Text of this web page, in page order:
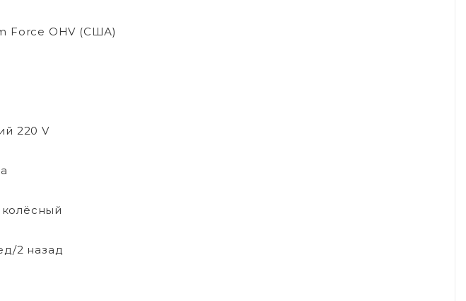
Force OHV (США)
220 V
2 назад